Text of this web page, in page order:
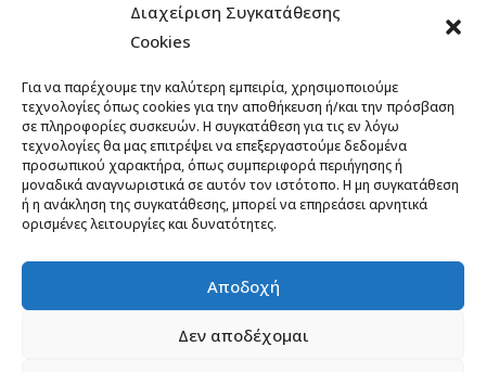
Διαχείριση Συγκατάθεσης
Cookies
Για να παρέχουμε την καλύτερη εμπειρία, χρησιμοποιούμε
τεχνολογίες όπως cookies για την αποθήκευση ή/και την πρόσβαση
σε πληροφορίες συσκευών. Η συγκατάθεση για τις εν λόγω
τεχνολογίες θα μας επιτρέψει να επεξεργαστούμε δεδομένα
προσωπικού χαρακτήρα, όπως συμπεριφορά περιήγησης ή
μοναδικά αναγνωριστικά σε αυτόν τον ιστότοπο. Η μη συγκατάθεση
ή η ανάκληση της συγκατάθεσης, μπορεί να επηρεάσει αρνητικά
ορισμένες λειτουργίες και δυνατότητες.
Αποδοχή
Δεν αποδέχομαι
2ο ΒΙΚΕ VERTICAL CHALLENGE – Μια
της Δυτικής Μάνης – Κυριακή 13
Σεπτεμβρίου 2026
Άνοιξαν οι εγγραφές για το 12th Lycabettus
Run
13ο ΞεΣκουριάΖω: Ένας Αγώνας για τα Δάση,
το Νερό, τη Ζωή! Έναρξη εγγραφών,